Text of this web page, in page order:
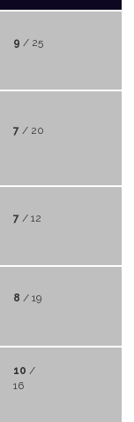
9 / 25
7 / 20
7 / 12
8 / 19
10 /
16